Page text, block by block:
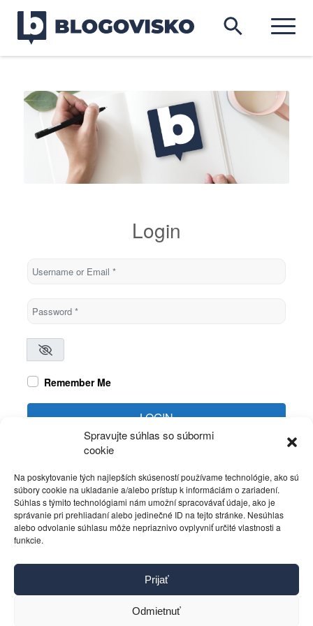
Spravujte súhlas so súbormi
cookie
Na poskytovanie tých najlepších skúseností používame technológie, ako sú
súbory cookie na ukladanie a/alebo prístup k informáciám o zariadení.
Súhlas s týmito technológiami nám umožní spracovávať údaje, ako je
správanie pri prehliadaní alebo jedinečné ID na tejto stránke. Nesúhlas
alebo odvolanie súhlasu môže nepriaznivo ovplyvniť určité vlastnosti a
funkcie.
Prijať
Odmietnuť
Login
Username or Email
Password*
Remember Me
LOGIN
Kontakt
Pravidlá používania